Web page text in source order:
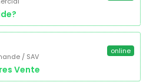
/ SAV
Vente
online